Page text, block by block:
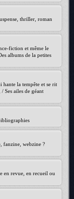
thriller, roman
fiction et même le
albums de la petites
hante la tempête et se rit
Ses ailes de géant
fanzine, webzine ?
en revue, en recueil ou